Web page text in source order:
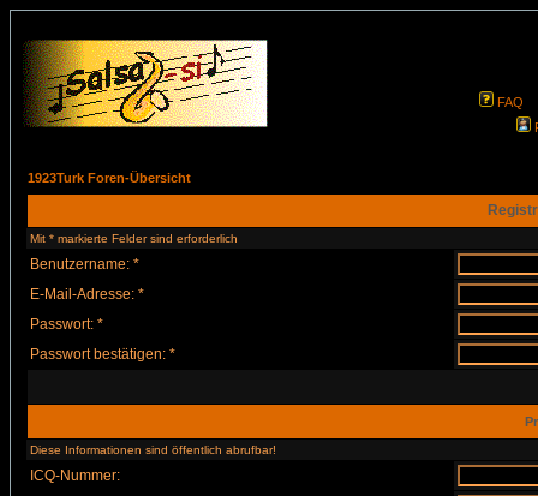
FAQ
1923Turk Foren-Übersicht
Mit * markierte Felder sind erforderlich
Benutzername: *
E-Mail-Adresse: *
Passwort: *
Passwort bestätigen: *
Diese Informationen sind öffentlich abrufbar!
ICQ-Nummer: